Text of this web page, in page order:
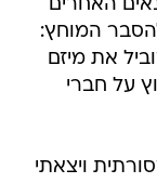
את מיזם
על חברי
ויצאתי
האחרונה